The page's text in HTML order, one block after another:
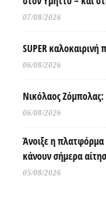
07/08/2026
SUPER
06/08/2026
Νικόλαος
06/08/2026
Άνοιξε η
κάνουν σήμερα
05/08/2026